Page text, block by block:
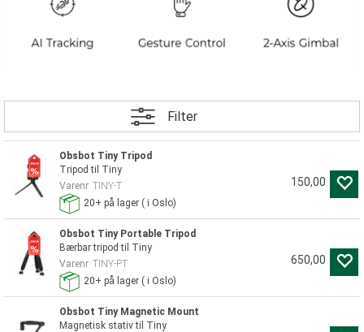
Filter
Obsbot Tiny Tripod
Tripod til Tiny
Varenr TINY-T
20+ på lager ( i Oslo)
150,00
Obsbot Tiny Portable Tripod
Bærbar tripod til Tiny
Varenr TINY-PT
20+ på lager ( i Oslo)
650,00
Obsbot Tiny Magnetic Mount
Magnetisk stativ til Tiny